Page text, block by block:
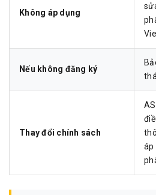
Không áp dụng
Nếu không đăng ký
Thay đổi chính sách
áp